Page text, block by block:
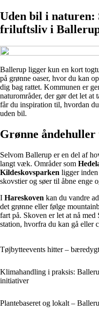
Uden bil i naturen:
friluftsliv i
Ballerup ligger kun en kort
på grønne oaser, hvor du kan
dig bag rattet. Kommunen er
naturområder, der gør det let
får du inspiration til, hvordan
uden bil.
Grønne
Selvom Ballerup er en del af
langt væk. Områder som
Kildeskovsparken ligger
skovstier og søer til åbne enge
I Hareskoven kan du vandre
det grønne eller følge
fart på. Skoven er let at nå
station, hvorfra du kan gå eller
Tøjbytteevents hitter –
Klimahandling i praksis:
initiativer
Plantebaseret og lokalt –